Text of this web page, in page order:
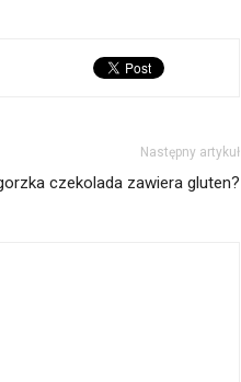
Następny artykuł
czekolada zawiera gluten?